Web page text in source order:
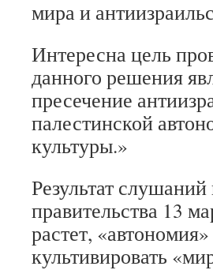
мира и
Интересна цель
данного решения
пресечение
палестинской
культуры.»
Результат
правительства 13
растет,
культивировать